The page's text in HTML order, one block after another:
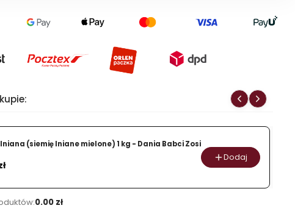
Ryż
kg
(siemię lniane mielone) 1 kg - Dania Babci Zosi
Dodaj
0.00 zł